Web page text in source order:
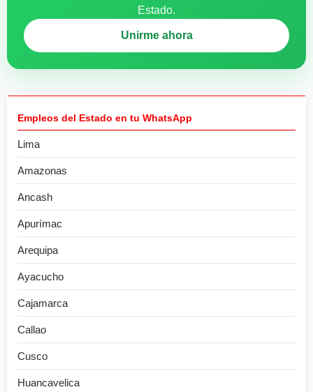
Estado.
Unirme ahora
Empleos del Estado en tu WhatsApp
Lima
Amazonas
Ancash
Apurímac
Arequipa
Ayacucho
Cajamarca
Callao
Cusco
Huancavelica